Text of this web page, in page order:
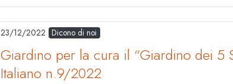
23/12/2022 Dicono di noi
Giardino per la cura il “Giardino dei 5
Italiano n.9/2022